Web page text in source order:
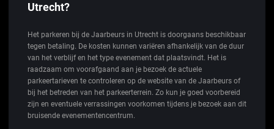
Utrecht?
Het parkeren bij de Jaarbeurs in Utrecht is doorgaans beschikbaar
tegen betaling. De kosten kunnen variëren afhankelijk van de duur
van het verblijf en het type evenement dat plaatsvindt. Het is
raadzaam om voorafgaand aan je bezoek de actuele
parkeertarieven te controleren op de website van de Jaarbeurs of
bij het betreden van het parkeerterrein. Zo kun je goed voorbereid
zijn en eventuele verrassingen voorkomen tijdens je bezoek aan dit
bruisende evenementencentrum.